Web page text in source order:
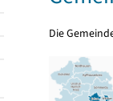
Die